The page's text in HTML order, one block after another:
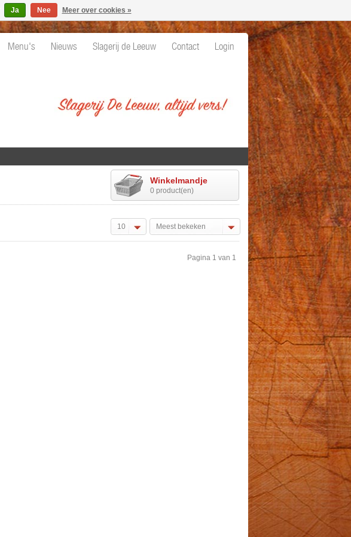
Menu's Nieuws Slagerij de Leeuw Contact Login
Winkelmandje
0 product(en)
10 Meest bekeken
Pagina 1 van 1
Ja Nee Meer over cookies »